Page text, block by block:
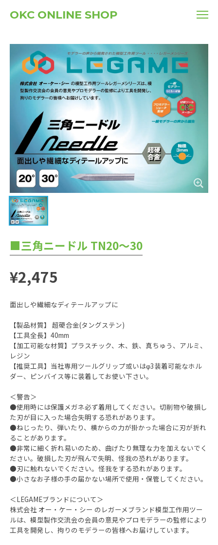
OKC ONLINE SHOP
■三角ニードル TN20～30
¥2,475
面出しや繊細なディテールアップに
【製品材質】 超硬合金(タングステン)
【工具全長】40mm
【加工可能な材質】プラスチック、木、鉄、真ちゅう、アルミ、
レジン
【推奨工具】当社専用ツールグリップ或いはφ3装着可能なホル
ダー、ピンバイス等に装着してお使い下さい。
＜警告＞
●使用時には保護メガネ必ず着用してください。切削物や破損し
た刃が目に入った場合失明する恐れがあります。
●ねじったり、弾いたり、横からの力が掛かった場合に刃が折れ
ることがあります。
●非常に細く折れ易いのため、曲げたり無理な力を加えないでく
ださい。破損した刃が飛んで失明、怪我の恐れがあります。
●刃に触れないでください。怪我をする恐れがあります。
●小さなお子様の手の届かない場所で使用・保管してください。
＜LEGAMEブランドについて＞
株式会社 オー・ケー・シー のレガーメブランド模型工作用ツー
ルは、模型製作交流会の会員の意見やプロモデラーの監修により
工具を開発し、拘りのモデラーの皆様へお届けしています。